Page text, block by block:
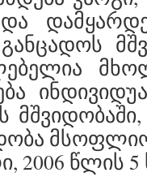
2006 წლის 5